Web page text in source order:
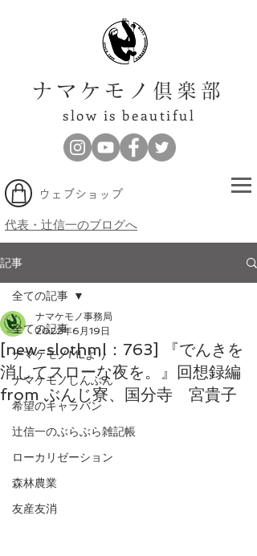
ナマケモノ倶楽部
slow is beautiful
​ウェブショップ
代表・辻信一のブログへ
記事
全ての記事
ナマケモノMLより
ナマケモノしんぶん
希望のキャラバン
辻信一のぶらぶら雑記帳
ローカリゼーション
森林農業
友産友消
全ての記事
[new-slothml：763] 『でんきを
消してスローな夜を。』回想録編
from ぶんじ寮、国分寺 宮貴子
ナマケモノ事務局
2022年6月19日